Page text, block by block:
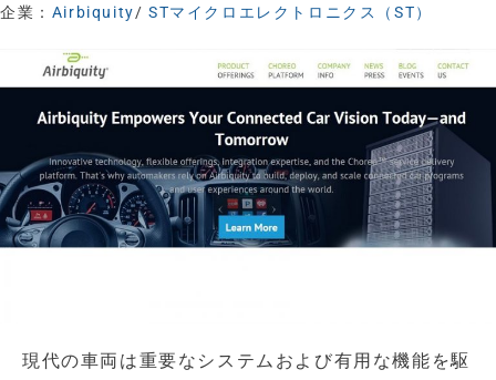
企業： Airbiquity/STマイクロエレクトロニクス（ST）
現代の車両は重要なシステムおよび有用な機能を駆